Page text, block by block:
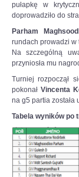
pułapkę w
doprowadziło do
Parham
rundach prowadzi w
Na szczególną
przyniosła mu
Turniej rozpoczął
pokonał Vincenta
na g5 partia
Tabela wyników po